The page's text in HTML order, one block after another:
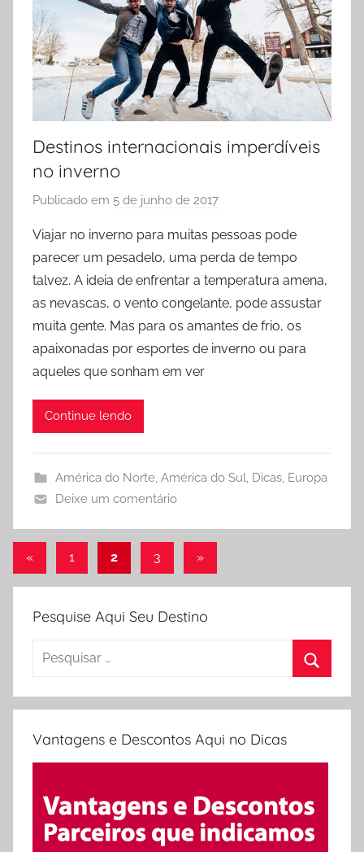
Destinos internacionais imperdíveis
no inverno
Publicado em 5 de junho de 2017
r
P
r
i
s
c
d
Viajar no inverno para muitas pessoas pode
parecer um pesadelo, uma perda de tempo
talvez. A ideia de enfrentar a temperatura amena,
as nevascas, o vento congelante, pode assustar
muita gente. Mas para os amantes de frio, os
apaixonadas por esportes de inverno ou para
aqueles que sonham em ver
Continue lendo
América do Norte, América do Sul, Dicas, Europa
Deixe um comentário
Navegação
por
posts
«Post
1 2 3
Post
»
Pesquise Aqui Seu Destino
Pesquisar
Vantagens e Descontos Aqui no Dicas